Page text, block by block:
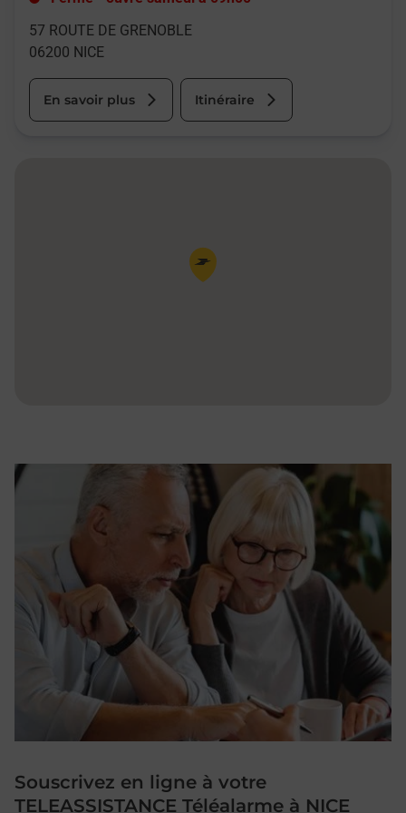
57 ROUTE DE GRENOBLE
06200 NICE
En savoir plus Itinéraire
Pin de la carte
Souscrivez en ligne à votre
TELEASSISTANCE Téléalarme à NICE